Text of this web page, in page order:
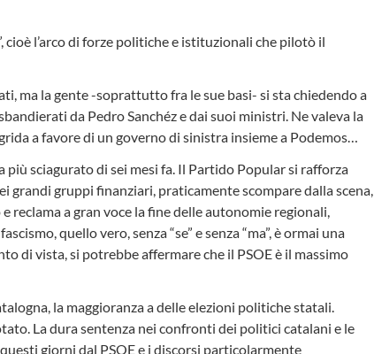
l’arco di forze politiche e istituzionali che pilotò il
ma la gente -soprattutto fra le sue basi- si sta chiedendo a
da Pedro Sanchéz e dai suoi ministri. Ne valeva la
a favore di un governo di sinistra insieme a Podemos…
sciagurato di sei mesi fa. Il Partido Popular si rafforza
grandi gruppi finanziari, praticamente scompare dalla scena,
a gran voce la fine delle autonomie regionali,
quello vero, senza “se” e senza “ma”, è ormai una
di vista, si potrebbe affermare che il PSOE è il massimo
la maggioranza a delle elezioni politiche statali.
La dura sentenza nei confronti dei politici catalani e le
giorni dal PSOE e i discorsi particolarmente